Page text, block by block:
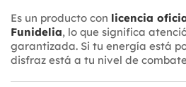
Es un producto con licencia
Funidelia, lo que significa
garantizada. Si tu energía está
disfraz está a tu nivel de